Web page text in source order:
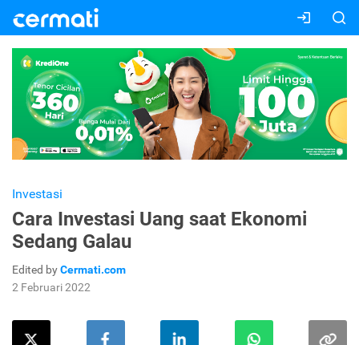
Investasi
Cara Investasi Uang saat Ekonomi
Sedang Galau
Edited byCermati.com
2 Februari 2022